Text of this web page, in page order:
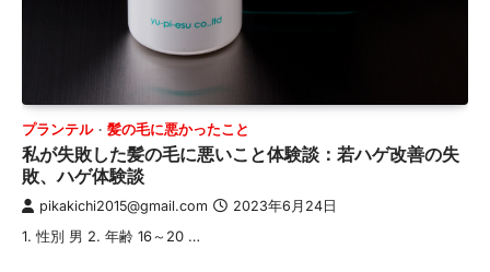
プランテル 髪の毛に悪かったこと
私が失敗した髪の毛に悪いこと体験談：若ハゲ改善の失
敗、ハゲ体験談
pikakichi2015@gmail.com 2023年6月24日
1. 性別 男 2. 年齢 16～20 …